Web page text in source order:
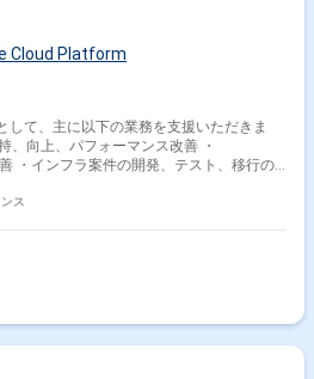
Cloud Platform
して、主に以下の業務を支援いただきま
、向上、パフォーマンス改善 ・
・インフラ案件の開発、テスト、移行の
ポート ＜備考＞ 現状フルリ
ス